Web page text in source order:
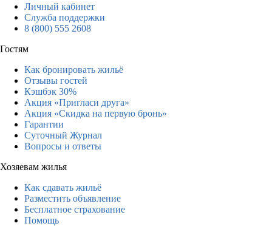
Личный кабинет
Служба поддержки
8 (800) 555 2608
Гостям
Как бронировать жильё
Отзывы гостей
Кэшбэк 30%
Акция «Пригласи друга»
Акция «Скидка на первую бронь»
Гарантии
Суточный Журнал
Вопросы и ответы
Хозяевам жилья
Как сдавать жильё
Разместить объявление
Бесплатное страхование
Помощь